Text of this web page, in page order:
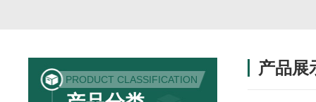
PRODUCT CLASSIFICATION
产品展